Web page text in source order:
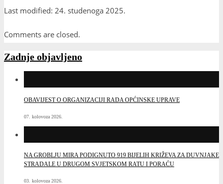
Last modified: 24. studenoga 2025.
Comments are closed.
Zadnje objavljeno
OBAVIJEST O ORGANIZACIJI RADA OPĆINSKE UPRAVE
07. kolovoza 2026.
NA GROBLJU MIRA PODIGNUTO 919 BIJELIH KRIŽEVA ZA DUVNJAKE
STRADALE U DRUGOM SVJETSKOM RATU I PORAĆU
03. kolovoza 2026.